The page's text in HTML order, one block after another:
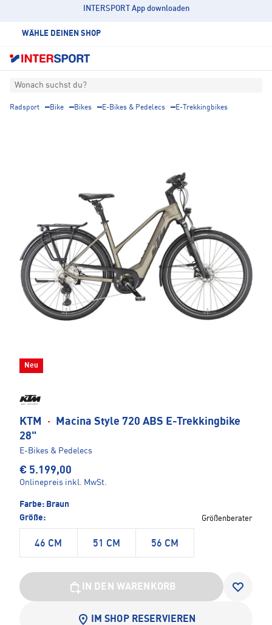
INTERSPORT App downloaden
WÄHLE DEINEN SHOP
Wonach suchst du?
Radsport Bike Bikes E-Bikes & Pedelecs E-Trekkingbikes
Neu
KTM ·
Macina Style 720 ABS E-Trekkingbike
28"
E-Bikes & Pedelecs
€ 5.199,00
Onlinepreis inkl. MwSt.
Farbe: Braun
Größe:
Größenberater
46 CM 51 CM 56 CM
IN DEN WARENKORB
IM SHOP RESERVIEREN